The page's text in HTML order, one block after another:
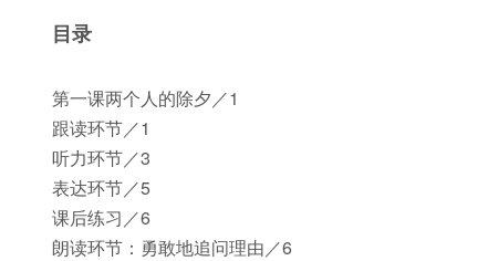
目录
第一课两个人的除夕／1
跟读环节／1
听力环节／3
表达环节／5
课后练习／6
朗读环节：勇敢地追问理由／6